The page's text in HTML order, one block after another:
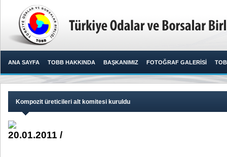
ANA SAYFA TOBB HAKKINDA BAŞKANIMIZ FOTOĞRAF GALERİSİ
Kompozit üreticileri alt komitesi kuruldu
20.01.2011 /